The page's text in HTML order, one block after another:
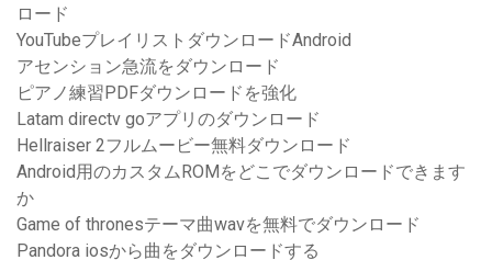
ロード
YouTubeプレイリストダウンロードAndroid
アセンション急流をダウンロード
ピアノ練習PDFダウンロードを強化
Latam directv goアプリのダウンロード
Hellraiser 2フルムービー無料ダウンロード
Android用のカスタムROMをどこでダウンロードできます
か
Game of thronesテーマ曲wavを無料でダウンロード
Pandora iosから曲をダウンロードする